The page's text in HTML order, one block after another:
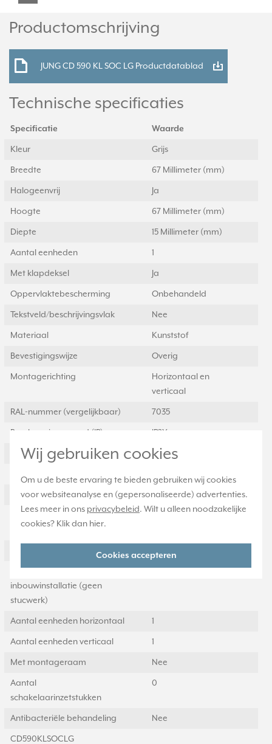
Wij gebruiken cookies
Om u de beste ervaring te bieden gebruiken wij cookies
voor websiteanalyse en (gepersonaliseerde) advertenties.
Lees meer in ons privacybeleid. Wilt u alleen noodzakelijke
cookies? Klik dan hier.
Cookies accepteren
Productomschrijving
JUNG CD 590 KL SOC LG Productdatablad
Technische specificaties
Specificatie Waarde
Kleur Grijs
Breedte 67 Millimeter (mm)
Halogeenvrij Ja
Hoogte 67 Millimeter (mm)
Diepte 15 Millimeter (mm)
Aantal eenheden 1
Met klapdeksel Ja
Oppervlaktebescherming Onbehandeld
Tekstveld/beschrijvingsvlak Nee
Materiaal Kunststof
Bevestigingswijze Overig
Montagerichting
Horizontaal en
verticaal
RAL-nummer (vergelijkbaar) 7035
Beschermingsgraad (IP) IP2X
Transparant Nee
Geschikt voor wandgoot Ja
Ja
inbouwinstallatie (geen
stucwerk)
Aantal eenheden horizontaal 1
Aantal eenheden verticaal 1
Met montageraam Nee
Aantal
schakelaarinzetstukken
0
Antibacteriële behandeling Nee
CD590KLSOCLG